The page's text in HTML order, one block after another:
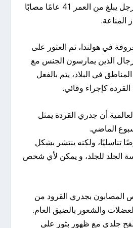
خارج إفريقيا، الضحية رجل يبلغ من العمر 41 عامًا مصابًا
حالة معروفة في هولندا، تم العثور على
الذين يمارسون الجنس مع
في البلاد، يتم بالفعل
كإجراء وقائي.
أن جدري القردة يمثل
الماضي.
تناسليًا، ولكنه ينتشر بشكل
الجلد للجلد، و يمكن لأي شخص
المصابون بجدري القرود من
والشعور بالضيق العام.
جلدي مع ظهور بثور على